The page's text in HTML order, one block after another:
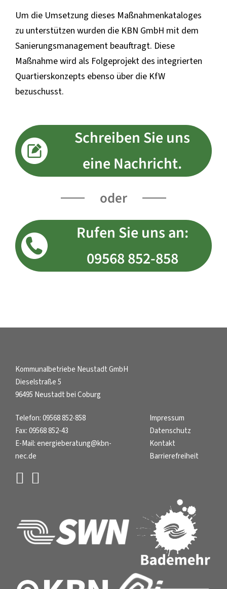
Um die Umsetzung dieses Maßnahmenkataloges
zu unterstützen wurden die KBN GmbH mit dem
Sanierungsmanagement beauftragt. Diese
Maßnahme wird als Folgeprojekt des integrierten
Quartierskonzepts ebenso über die KfW
bezuschusst.
Schreiben Sie uns
eine Nachricht.
oder
Rufen Sie uns an:
09568 852-858
Kommunalbetriebe Neustadt GmbH
Dieselstraße 5
96495 Neustadt bei Coburg
Telefon:09568 852-858
Fax:09568 852-43
E-Mail:energieberatung@kbn-
nec.de
Impressum
Datenschutz
Kontakt
Barrierefreiheit